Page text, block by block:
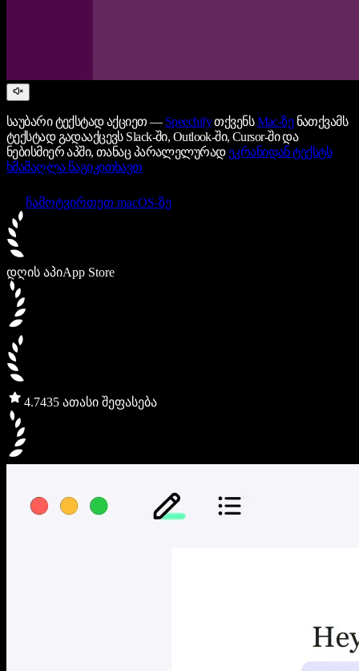
საუბარი ტექსტად აქციეთ — SpeechifyთქვენსMac-ზენათქვამს
ტექსტად გადააქცევს Slack-ში, Outlook-ში, Cursor-ში და
ნებისმიერ აპში, თანაც პარალელურად ეკრანიდან ტექსტს
ხმამაღლა წაგიკითხავთ
ჩამოტვირთეთ macOS-ზე
დღის აპიApp Store
4.7435 ათასი შეფასება